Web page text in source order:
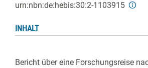
urn:nbn:de:hebis:30:2-1103915
INHALT
Bericht über eine Forschungsreise